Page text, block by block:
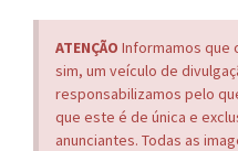
ATENÇÃO Informamos que
sim, um veículo de
responsabilizamos pelo
que este é de única e
anunciantes. Todas as